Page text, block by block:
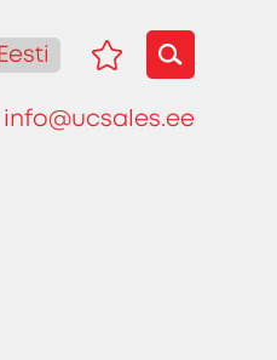
Eesti
info@ucsales.ee